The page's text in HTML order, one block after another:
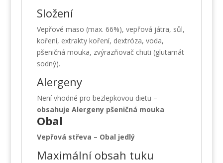
Složení
Vepřové maso (max. 66%), vepřová játra, sůl,
koření, extrakty koření, dextróza, voda,
pšeničná mouka, zvýrazňovač chuti (glutamát
sodný).
Alergeny
Není vhodné pro bezlepkovou dietu –
obsahuje Alergeny pšeničná mouka
Obal
Vepřová střeva – Obal jedlý
Maximální obsah tuku